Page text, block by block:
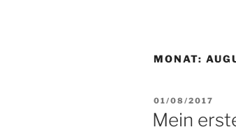
MONAT:
AM
01/08/2017
Mein